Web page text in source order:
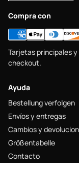
Compra con
Tarjetas principales
checkout.
Ayuda
Bestellung verfolgen
Envíos y entregas
Cambios y
Größentabelle
Contacto